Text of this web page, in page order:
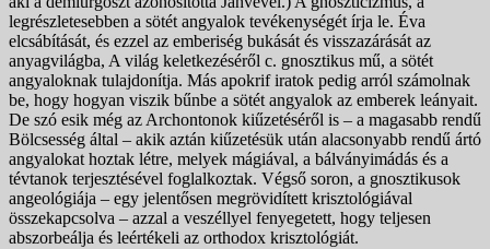
legrészletesebben a sötét angyalok tevékenységét írja le. Éva
elcsábítását, és ezzel az emberiség bukását és visszazárását az
anyagvilágba, A világ keletkezéséről c. gnosztikus mű, a sötét
angyaloknak tulajdonítja. Más apokrif iratok pedig arról számolnak
be, hogy hogyan viszik bűnbe a sötét angyalok az emberek leányait.
De szó esik még az Archontonok kiűzetéséről is – a magasabb rendű
Bölcsesség által – akik aztán kiűzetésük után alacsonyabb rendű ártó
angyalokat hoztak létre, melyek mágiával, a bálványimádás és a
tévtanok terjesztésével foglalkoztak. Végső soron, a gnosztikusok
angeológiája – egy jelentősen megrövidített krisztológiával
összekapcsolva – azzal a veszéllyel fenyegetett, hogy teljesen
abszorbeálja és leértékeli az orthodox krisztológiát.